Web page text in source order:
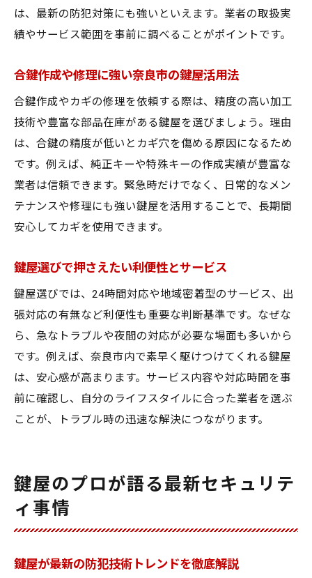
は、最新の防犯対策にも強いといえます。業者の取扱実
績やサービス範囲を事前に調べることがポイントです。
合鍵作成や修理に強い奈良市の鍵屋活用法
合鍵作成やカギの修理を依頼する際は、精度の高い加工
技術や豊富な部品在庫がある鍵屋を選びましょう。理由
は、合鍵の精度が低いとカギ穴を傷める原因になるため
です。例えば、純正キーや特殊キーの作成実績が豊富な
業者は信頼できます。緊急時だけでなく、日常的なメン
テナンスや修理にも強い鍵屋を活用することで、長期間
安心してカギを使用できます。
鍵屋選びで押さえたい利便性とサービス
鍵屋選びでは、24時間対応や地域密着型のサービス、出
張対応の有無など利便性も重要な判断基準です。なぜな
ら、急なトラブルや夜間の対応が必要な場面も多いから
です。例えば、奈良市内で素早く駆けつけてくれる鍵屋
は、安心感が高まります。サービス内容や対応時間を事
前に確認し、自分のライフスタイルに合った業者を選ぶ
ことが、トラブル時の迅速な解決につながります。
鍵屋のプロが語る最新セキュリテ
ィ事情
鍵屋が最新の防犯技術トレンドを徹底解説